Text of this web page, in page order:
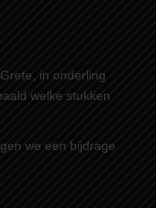
in onderling
welke stukken
we een bijdrage